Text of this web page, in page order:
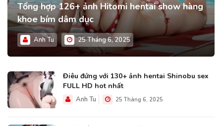
Tổng hợp 126+ ảnh Hitomi hentai show hàng
khoe bím dâm dục
Anh Tu 25 Tháng 6, 2025
Điêu đứng với 130+ ảnh hentai Shinobu sex
FULL HD hot nhất
Anh Tu 25 Tháng 6, 2025